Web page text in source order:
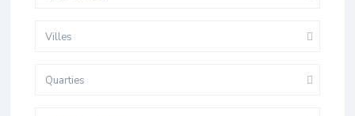
Villes
Quarties